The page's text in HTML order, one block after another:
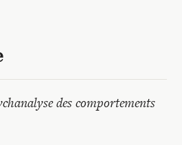
des comportements